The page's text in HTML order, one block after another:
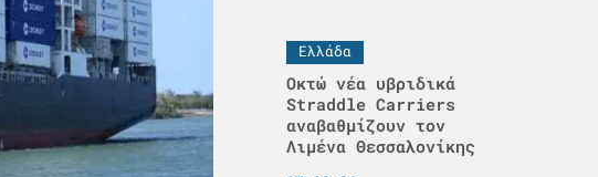
Ελλάδα
Οκτώ νέα υβριδικά
Straddle Carriers
αναβαθμίζουν τον
Λιμένα Θεσσαλονίκης